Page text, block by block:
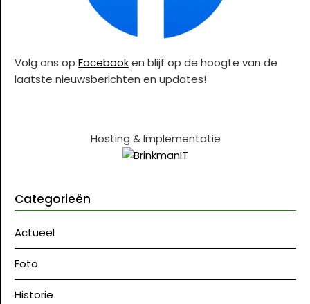
Volg ons op Facebooken blijf op de hoogte van de
laatste nieuwsberichten en updates!
Hosting & Implementatie
Categorieën
Actueel
Foto
Historie